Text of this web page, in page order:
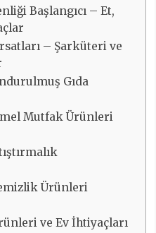
Başlangıcı – Et,
– Şarküteri ve
Gıda
Mutfak Ürünleri
Ürünleri
ve Ev İhtiyaçları